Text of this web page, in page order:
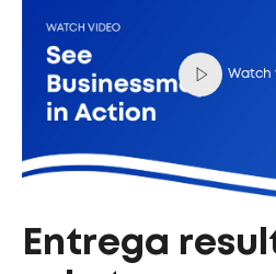
Watch
Entrega